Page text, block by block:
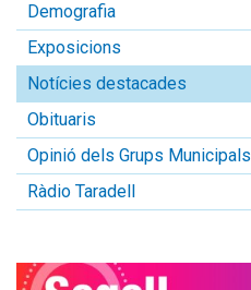
Demografia
Exposicions
Notícies destacades
Obituaris
Opinió dels Grups Municipals
Ràdio Taradell